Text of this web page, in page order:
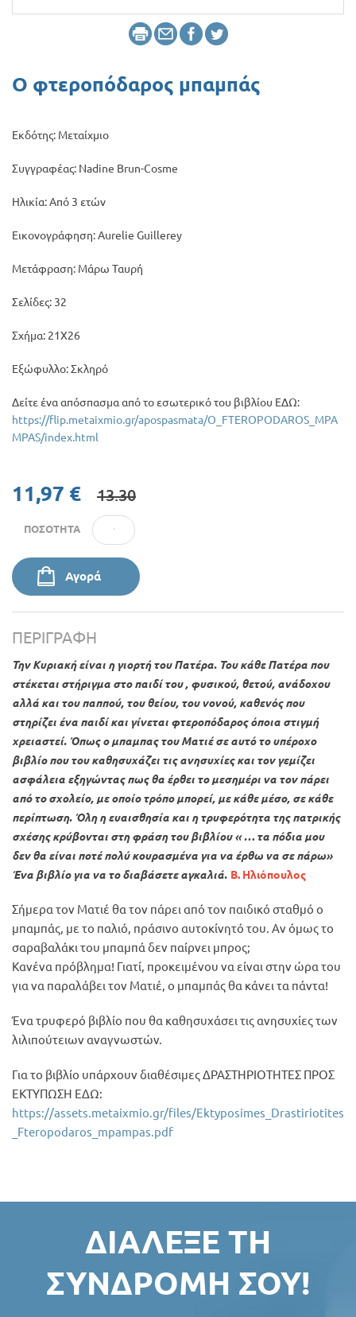
Ο φτεροπόδαρος μπαμπάς
Εκδότης: Μεταίχμιο
Συγγραφέας: Nadine Brun-Cosme
Ηλικία: Από 3 ετών
Εικονογράφηση: Aurelie Guillerey
Μετάφραση: Μάρω Ταυρή
Σελίδες: 32
Σχήμα: 21Χ26
Εξώφυλλο: Σκληρό
Δείτε ένα απόσπασμα από το εσωτερικό του βιβλίου ΕΔΩ:
https://flip.metaixmio.gr/apospasmata/O_FTEROPODAROS_MPA
MPAS/index.html
11,97 € 13.30
ΠΟΣΌΤΗΤΑ
Αγορά
ΠΕΡΙΓΡΑΦΉ
Την Κυριακή είναι η γιορτή του Πατέρα. Του κάθε Πατέρα που
στέκεται στήριγμα στο παιδί του , φυσικού, θετού, ανάδοχου
αλλά και του παππού, του θείου, του νονού, καθενός που
στηρίζει ένα παιδί και γίνεται φτεροπόδαρος όποια στιγμή
χρειαστεί. Όπως ο μπαμπας του Ματιέ σε αυτό το υπέροχο
βιβλίο που του καθησυχάζει τις ανησυχίες και τον γεμίζει
ασφάλεια εξηγώντας πως θα έρθει το μεσημέρι να τον πάρει
από το σχολείο, με οποίο τρόπο μπορεί, με κάθε μέσο, σε κάθε
περίπτωση. Όλη η ευαισθησία και η τρυφερότητα της πατρικής
σχέσης κρύβονται στη φράση του βιβλίου « … τα πόδια μου
δεν θα είναι ποτέ πολύ κουρασμένα για να έρθω να σε πάρω»
Ένα βιβλίο για να το διαβάσετε αγκαλιά. Β. Ηλιόπουλος
Σήμερα τον Ματιέ θα τον πάρει από τον παιδικό σταθμό ο
μπαμπάς, με το παλιό, πράσινο αυτοκίνητό του. Αν όμως το
σαραβαλάκι του μπαμπά δεν παίρνει μπρος;
Κανένα πρόβλημα! Γιατί, προκειμένου να είναι στην ώρα του
για να παραλάβει τον Ματιέ, ο μπαμπάς θα κάνει τα πάντα!
Ένα τρυφερό βιβλίο που θα καθησυχάσει τις ανησυχίες των
λιλιπούτειων αναγνωστών.
Για το βιβλίο υπάρχουν διαθέσιμες ΔΡΑΣΤΗΡΙΟΤΗΤΕΣ ΠΡΟΣ
ΕΚΤΥΠΩΣΗ ΕΔΩ:
https://assets.metaixmio.gr/files/Ektyposimes_Drastiriotites
_Fteropodaros_mpampas.pdf
ΔΙΆΛΕΞΕ ΤΗ
ΣΥΝΔΡΟΜΉ ΣΟΥ!